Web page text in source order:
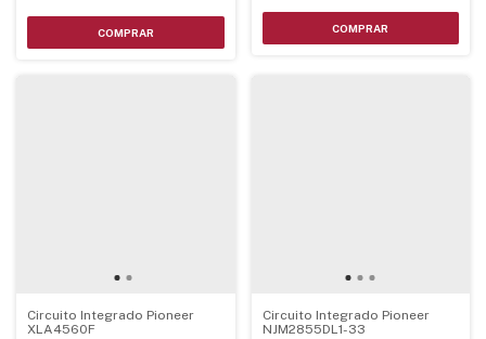
Circuito Integrado Pioneer
XLA4560F
Circuito Integrado Pioneer
NJM2855DL1-33